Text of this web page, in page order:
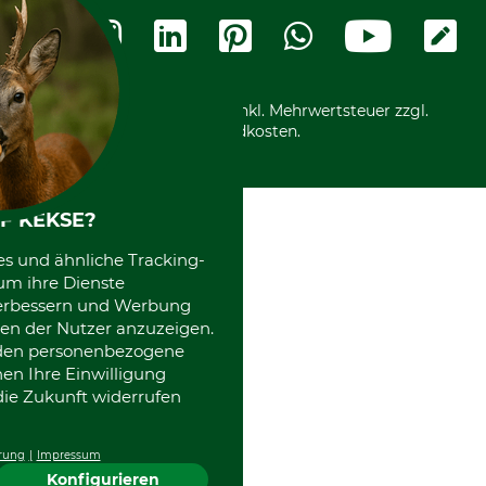
Widerrufsformular
Kostenloser Rückversand
Nachhaltigkeit
Entsorgung und Umwelt
Datenschutz Print
Vorkasse
Ladengeschäft
Motorgeräteshop
Über uns
Community
International
Kooperationen
Alle Preise in Euro und inkl. Mehrwertsteuer zzgl.
Versandkosten.
KEKSE?
und ähnliche Tracking-
ihre Dienste
und Werbung
der Nutzer anzuzeigen.
personenbezogene
Ihre Einwilligung
Zukunft widerrufen
Impressum
Konfigurieren